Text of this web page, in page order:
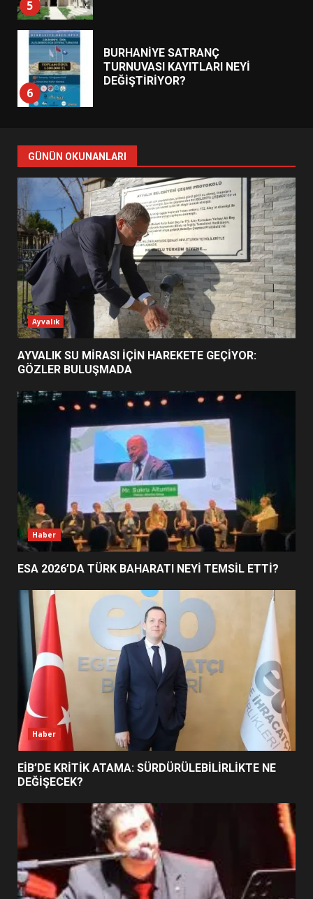
5
6
BURHANİYE SATRANÇ
TURNUVASI KAYITLARI NEYİ
DEĞİŞTİRİYOR?
7
YENİ YÖNETİM NASIL
ŞEKİLLENDİ?
1
AYVALIK SU MİRASI İÇİN
HAREKETE GEÇİYOR: GÖZLER
BULUŞMADA
2
ESA 2026’DA TÜRK BAHARATI
NEYİ TEMSİL ETTİ?
EİB’DE KRİTİK ATAMA:
SÜRDÜRÜLEBİLİRLİKTE NE
DEĞİŞECEK?
4
EDREMİT’İN GURURU TÜRKİYE
FİNALİNDE NE BAŞARDI?
5
UZATILDI: NE DEĞİŞTİ?
6
BURHANİYE SATRANÇ
TURNUVASI KAYITLARI NEYİ
DEĞİŞTİRİYOR?
BURHANİYE BELEDİYESPOR’DA
YENİ YÖNETİM NASIL
GÜNÜN OKUNANLARI
Ayvalık
AYVALIK SU MİRASI İÇİN HAREKETE GEÇİYOR:
GÖZLER BULUŞMADA
Haber
ESA 2026’DA TÜRK BAHARATI NEYİ TEMSİL ETTİ?
Haber
EİB’DE KRİTİK ATAMA: SÜRDÜRÜLEBİLİRLİKTE NE
DEĞİŞECEK?